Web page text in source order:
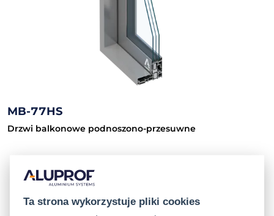
MB-77HS
Drzwi balkonowe podnoszono-przesuwne
Ta strona wykorzystuje pliki cookies